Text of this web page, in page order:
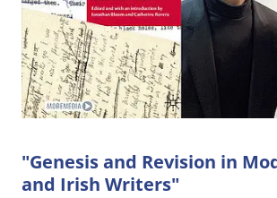
"Genesis and Revision in
and Irish Writers"